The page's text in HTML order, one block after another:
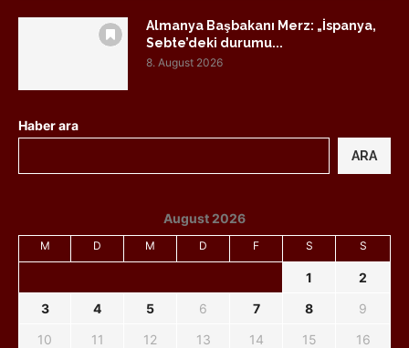
Almanya Başbakanı Merz: „İspanya,
Sebte’deki durumu...
8. August 2026
Haber ara
ARA
August 2026
M D M D F S S
1
2
3
4 5 6 7 8
9
10
11 12 13 14 15 16